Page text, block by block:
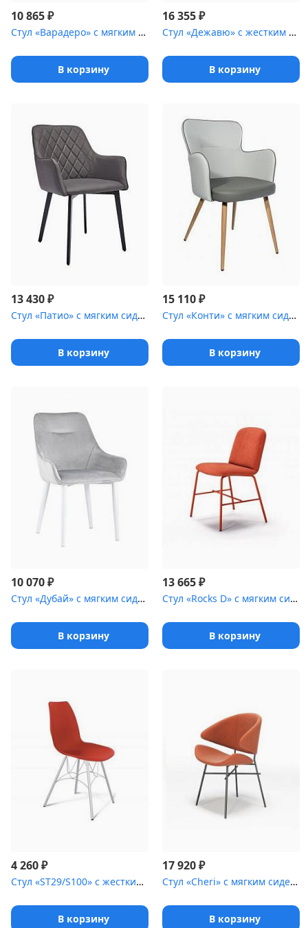
10 865₽
Стул «Варадеро» с мягким сиденьем [(ножки стальные)]
В корзину
16 355₽
Стул «Дежавю» с жестким сиденьем [(стальной каркас)]
В корзину
13 430₽
Стул «Патио» с мягким сиденьем [(ножки стальные)]
В корзину
15 110₽
Стул «Конти» с мягким сиденьем [(ножки стальные)]
В корзину
10 070₽
Стул «Дубай» с мягким сиденьем [(ножки стальные)]
В корзину
13 665₽
Стул «Rocks D» с мягким сиденьем [(металлический каркас)]
В корзину
4 260₽
Стул «ST29/S100» с жестким сиденьем [(окрашенный каркас)]
В корзину
17 920₽
Стул «Cheri» с мягким сиденьем [(окрашенный каркас)]
В корзину